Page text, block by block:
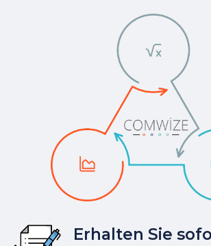
Erhalten Sie